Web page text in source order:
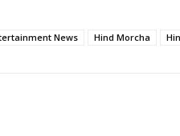
News Hind Morcha